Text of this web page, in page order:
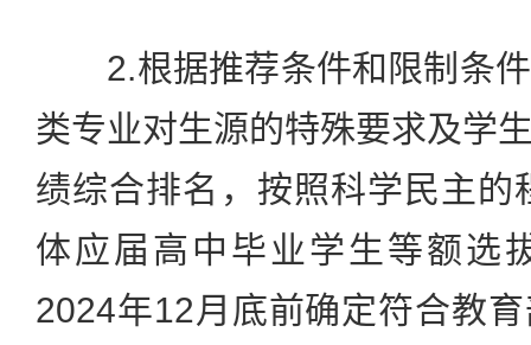
2.根据推荐条件和限制条件
类专业对生源的特殊要求及学
绩综合排名，按照科学民主的
体应届高中毕业学生等额选
2024年12月底前确定符合教